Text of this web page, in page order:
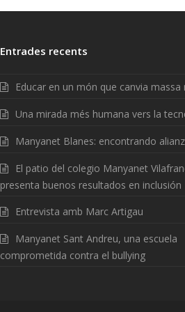
Entrades recents
Educar en un món que canvia massa
Una mirada més humana vers la
Manyanet Blanes: encontrando
El patio del colegio Manyanet
presenta buenos resultados en inclusión
Entrevista amb Marc Artigau
Manyanet Sant Andreu, una escuela
comprometida contra el bullying